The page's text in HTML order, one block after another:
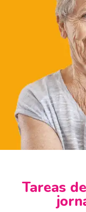
Tareas